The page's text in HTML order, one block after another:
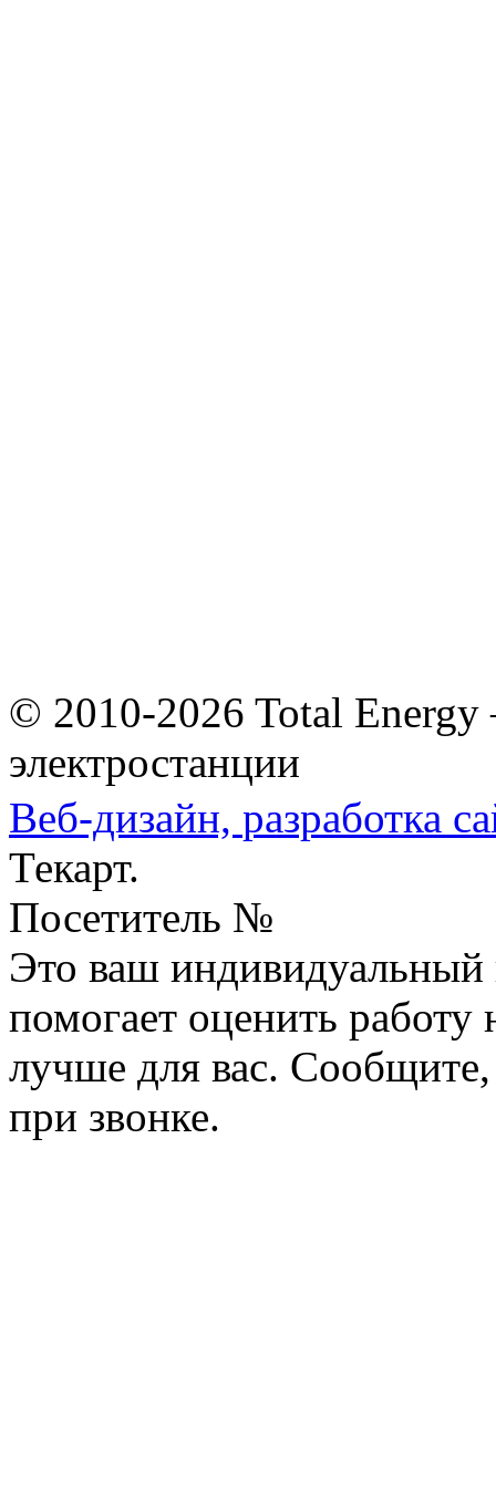
© 2010-2026 Total
электростанции
Веб-дизайн, разработка
Текарт.
Посетитель №
Это ваш
помогает оценить работу
лучше для вас.
при звонке.